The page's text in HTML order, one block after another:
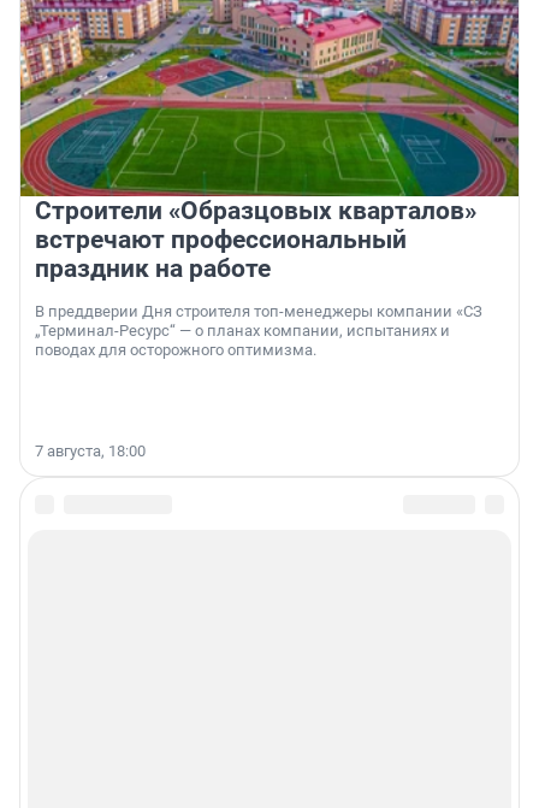
Строители «Образцовых кварталов»
встречают профессиональный
праздник на работе
В преддверии Дня строителя топ-менеджеры компании «СЗ
„Терминал-Ресурс“ — о планах компании, испытаниях и
поводах для осторожного оптимизма.
7 августа, 18:00